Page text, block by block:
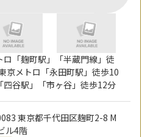
ロ「麹町駅」「半蔵門線」徒
京メトロ「永田町駅」徒歩10
四谷駅」「市ヶ谷」徒歩12分
東京都千代田区麹町2-8 M
ル4階